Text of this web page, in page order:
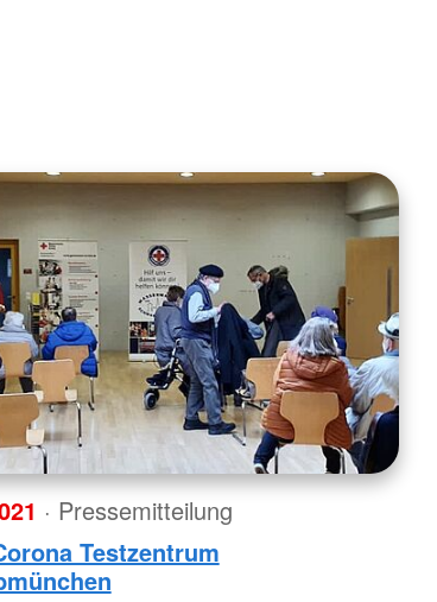
· Pressemitteilung
Testzentrum